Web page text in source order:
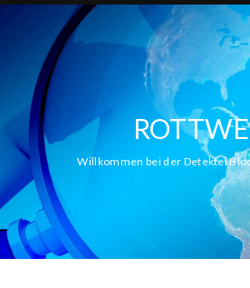
WIRTSCHAFTSDETEKTEI
PRIVATDETEKTEI
TECHNIK
EINSATZORTE
HONORAR
KONTAKT
Willkommen bei der Detektei